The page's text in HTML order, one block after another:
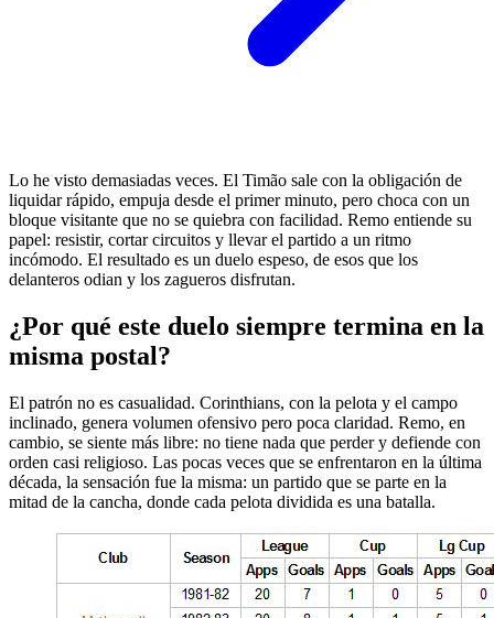
Lo he visto demasiadas veces. El Timão sale con la obligación de
liquidar rápido, empuja desde el primer minuto, pero choca con un
bloque visitante que no se quiebra con facilidad. Remo entiende su
papel: resistir, cortar circuitos y llevar el partido a un ritmo
incómodo. El resultado es un duelo espeso, de esos que los
delanteros odian y los zagueros disfrutan.
¿Por qué este duelo siempre termina en la
misma postal?
El patrón no es casualidad. Corinthians, con la pelota y el campo
inclinado, genera volumen ofensivo pero poca claridad. Remo, en
cambio, se siente más libre: no tiene nada que perder y defiende con
orden casi religioso. Las pocas veces que se enfrentaron en la última
década, la sensación fue la misma: un partido que se parte en la
mitad de la cancha, donde cada pelota dividida es una batalla.